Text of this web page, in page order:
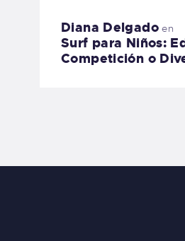
Diana Delgadoen
Surf para Niños:
Competición o